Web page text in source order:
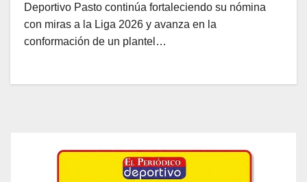
Deportivo Pasto continúa fortaleciendo su nómina
con miras a la Liga 2026 y avanza en la
conformación de un plantel…